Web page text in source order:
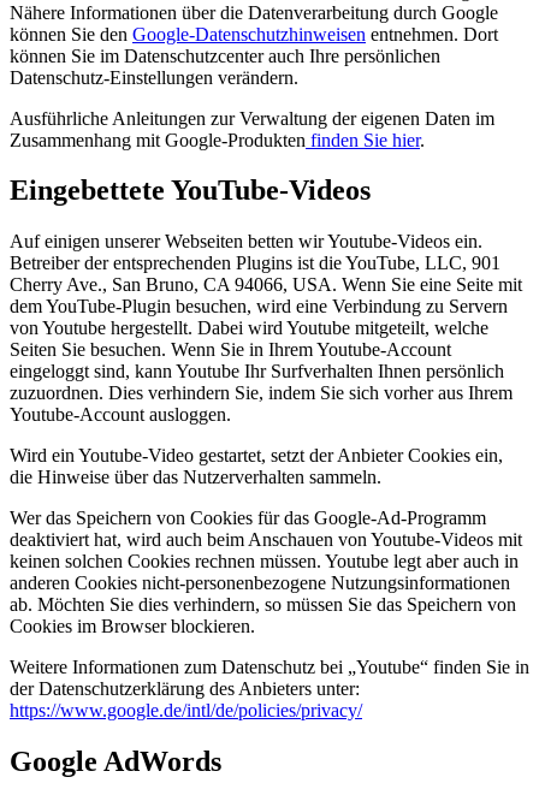
Nähere Informationen über die Datenverarbeitung durch Google
können Sie den Google-Datenschutzhinweisen entnehmen. Dort
können Sie im Datenschutzcenter auch Ihre persönlichen
Datenschutz-Einstellungen verändern.
Ausführliche Anleitungen zur Verwaltung der eigenen Daten im
Zusammenhang mit Google-Produkten finden Sie hier.
Eingebettete YouTube-Videos
Auf einigen unserer Webseiten betten wir Youtube-Videos ein.
Betreiber der entsprechenden Plugins ist die YouTube, LLC, 901
Cherry Ave., San Bruno, CA 94066, USA. Wenn Sie eine Seite mit
dem YouTube-Plugin besuchen, wird eine Verbindung zu Servern
von Youtube hergestellt. Dabei wird Youtube mitgeteilt, welche
Seiten Sie besuchen. Wenn Sie in Ihrem Youtube-Account
eingeloggt sind, kann Youtube Ihr Surfverhalten Ihnen persönlich
zuzuordnen. Dies verhindern Sie, indem Sie sich vorher aus Ihrem
Youtube-Account ausloggen.
Wird ein Youtube-Video gestartet, setzt der Anbieter Cookies ein,
die Hinweise über das Nutzerverhalten sammeln.
Wer das Speichern von Cookies für das Google-Ad-Programm
deaktiviert hat, wird auch beim Anschauen von Youtube-Videos mit
keinen solchen Cookies rechnen müssen. Youtube legt aber auch in
anderen Cookies nicht-personenbezogene Nutzungsinformationen
ab. Möchten Sie dies verhindern, so müssen Sie das Speichern von
Cookies im Browser blockieren.
Weitere Informationen zum Datenschutz bei „Youtube“ finden Sie in
der Datenschutzerklärung des Anbieters unter:
https://www.google.de/intl/de/policies/privacy/
Google AdWords